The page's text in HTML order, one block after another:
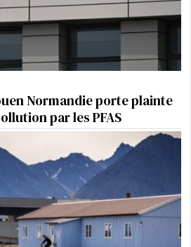
Normandie porte plainte
par les PFAS